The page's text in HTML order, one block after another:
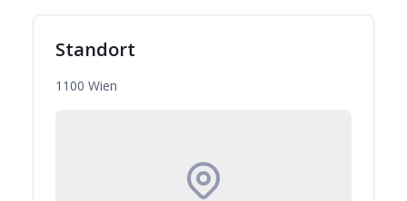
Standort
1100 Wien